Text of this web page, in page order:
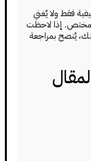
فقط ولا يُغني
إذا لاحظت
يُنصح بمراجعة